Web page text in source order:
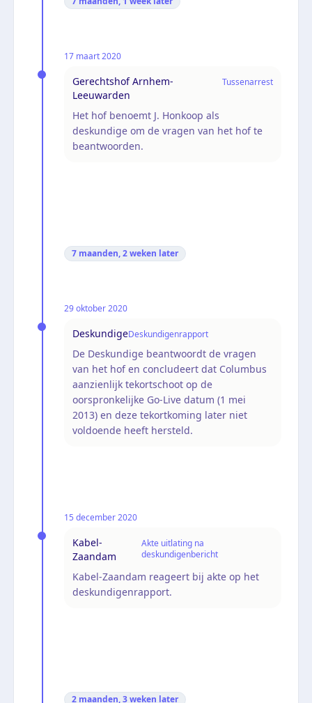
17 maart 2020
Gerechtshof Arnhem-
Leeuwarden
Tussenarrest
Het hof benoemt J. Honkoop als
deskundige om de vragen van het hof te
beantwoorden.
7 maanden, 2 weken later
29 oktober 2020
DeskundigeDeskundigenrapport
De Deskundige beantwoordt de vragen
van het hof en concludeert dat Columbus
aanzienlijk tekortschoot op de
oorspronkelijke Go-Live datum (1 mei
2013) en deze tekortkoming later niet
voldoende heeft hersteld.
15 december 2020
Kabel-
Zaandam
Akte uitlating na
deskundigenbericht
Kabel-Zaandam reageert bij akte op het
deskundigenrapport.
2 maanden, 3 weken later